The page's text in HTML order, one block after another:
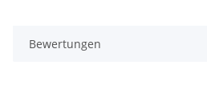
Bewertungen